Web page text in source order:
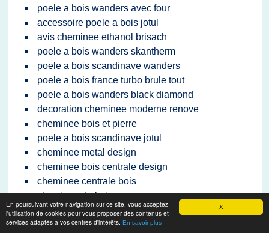
X
En poursuivant votre navigation sur ce site, vous acceptez
l'utilisation de cookies pour vous proposer des contenus et
services adaptés à vos centres d'intérêts. En savoir plus
poele a bois wanders avec four
accessoire poele a bois jotul
avis cheminee ethanol brisach
poele a bois wanders skantherm
poele a bois scandinave wanders
poele a bois france turbo brule tout
poele a bois wanders black diamond
decoration cheminee moderne renove
cheminee bois et pierre
poele a bois scandinave jotul
cheminee metal design
cheminee bois centrale design
cheminee centrale bois
cheminee de bois
cheminee philippe insert double face
cheminee double face leroy merlin